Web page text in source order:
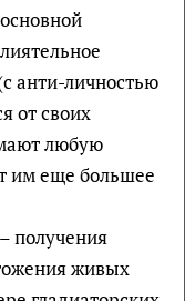
анти-личностью
от своих
любую
им еще большее
получения
живых